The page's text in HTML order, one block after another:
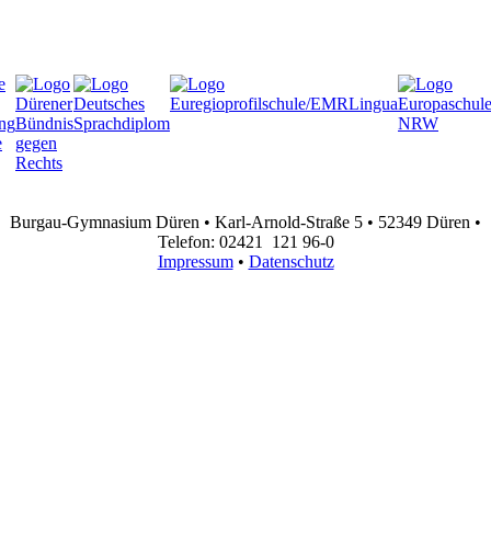
Burgau-Gymnasium Düren • Karl-Arnold-Straße 5 • 52349 Düren •
Telefon: 02421 121 96-0
Impressum• Datenschutz